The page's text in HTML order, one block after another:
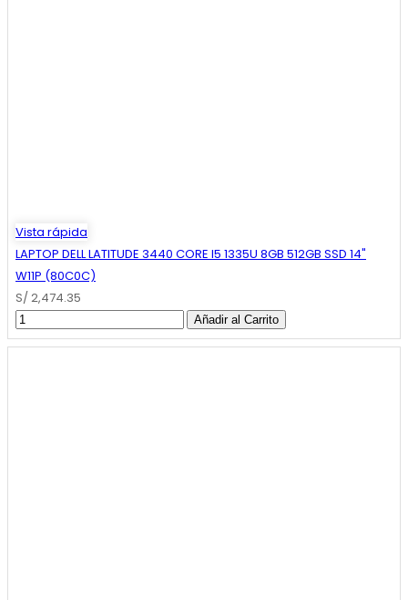
Vista rápida
LAPTOP DELL LATITUDE 3440 CORE I5 1335U 8GB 512GB SSD 14"
W11P (80C0C)
S/ 2,474.35
Añadir al Carrito